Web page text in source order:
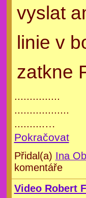
vyslat
linie v
zatkne
...............
..................
..........…
Pokračovat
Přidal(a) Ina
komentáře
Video Robert